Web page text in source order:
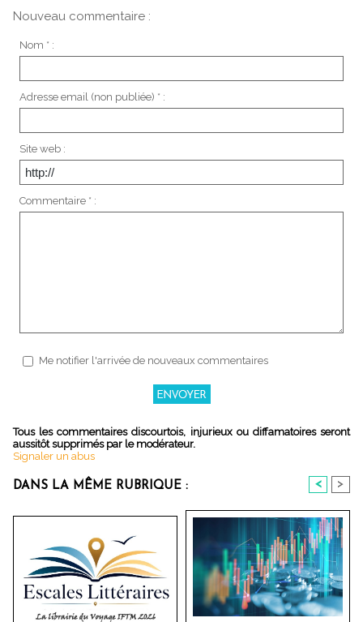
Nouveau commentaire :
Nom * :
Adresse email (non publiée) * :
Site web :
Commentaire * :
Me notifier l'arrivée de nouveaux commentaires
Tous les commentaires discourtois, injurieux ou diffamatoires seront
aussitôt supprimés par le modérateur.
Signaler un abus
DANS LA MÊME RUBRIQUE : < >